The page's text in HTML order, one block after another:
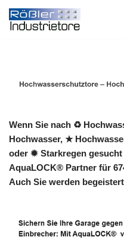
Zum
Wenn Sie nach ♻
Hochwasser, ★
oder ✹ Starkregen gesucht
AquaLOCK® Partner für
Auch Sie werden